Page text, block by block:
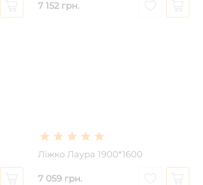
7 152 грн.
Ліжко Лаура 1900*1600
7 059 грн.